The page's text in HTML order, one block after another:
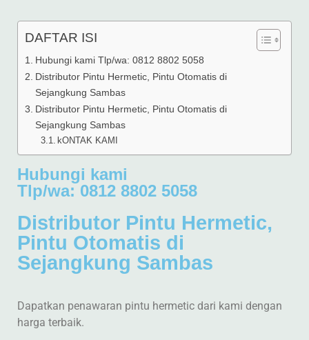
DAFTAR ISI
Hubungi kami Tlp/wa: 0812 8802 5058
Distributor Pintu Hermetic, Pintu Otomatis di
Sejangkung Sambas
Distributor Pintu Hermetic, Pintu Otomatis di
Sejangkung Sambas
kONTAK KAMI
Hubungi kami
Tlp/wa: 0812 8802 5058
Distributor Pintu Hermetic,
Pintu Otomatis di
Sejangkung Sambas
Dapatkan penawaran pintu hermetic dari kami dengan
harga terbaik.